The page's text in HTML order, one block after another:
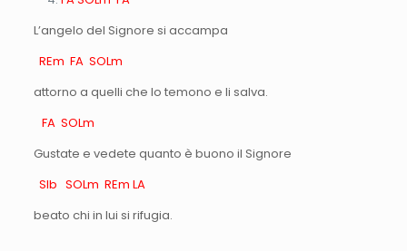
L’angelo del Signore si accampa
REm FA SOLm
attorno a quelli che lo temono e li salva.
FA SOLm
Gustate e vedete quanto è buono il Signore
SIb SOLm REm LA
beato chi in lui si rifugia.